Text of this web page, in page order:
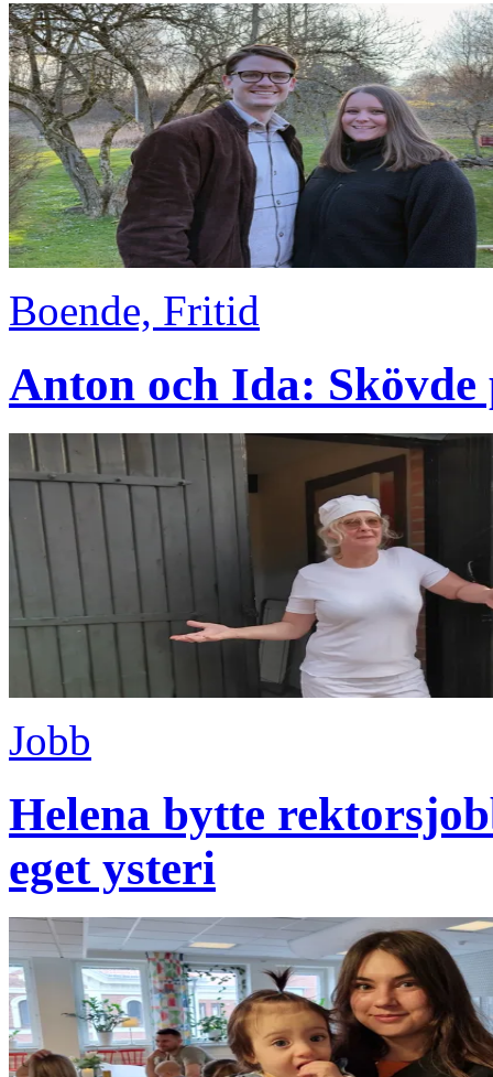
Boende, Fritid
Anton och Ida: Skövde
Jobb
Helena bytte
eget ysteri